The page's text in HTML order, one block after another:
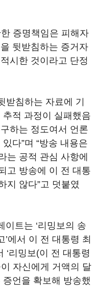
증명책임은 피해자
뒷받침하는 증거자
시한 것이라고 단정
받침하는 자료에 기
적 과정이 실패했음
하는 정도여서 언론
다”며 “방송 내용은
는 공적 관심 사항에
고 방송에 이 전 대통
지 않다”고 덧붙였
이트는 ‘리밍보의 송
에서 이 전 대통령 최
‘리밍보(이 전 대통령
자신에게 거액의 달
언을 확보해 방송했